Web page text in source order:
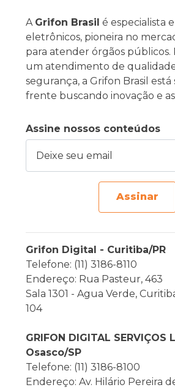
A Grifon Brasil é especialista
eletrônicos, pioneira no
para atender órgãos públicos.
um atendimento de
segurança, a Grifon Brasil está
frente buscando inovação e
Assine nossos conteúdos
Assinar
Grifon Digital - Curitiba/PR
Telefone: (11) 3186-8110
Endereço: Rua Pasteur, 463
Sala 1301 - Agua Verde,
104
GRIFON DIGITAL SERVIÇOS
Osasco/SP
Telefone: (11) 3186-8100
Endereço: Av. Hilário Pereira